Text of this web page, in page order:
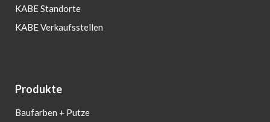
KABE Standorte
KABE Verkaufsstellen
Produkte
Baufarben + Putze